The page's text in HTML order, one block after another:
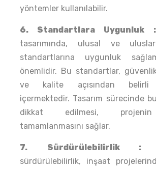
yöntemler kullanılabilir.
6. Standartlara Uygunluk
tasarımında, ulusal ve
standartlarına uygunluk
önemlidir. Bu standartlar,
ve kalite açısından belirli
içermektedir. Tasarım sürecinde
dikkat edilmesi, projenin
tamamlanmasını sağlar.
7. Sürdürülebilirlik :
sürdürülebilirlik, inşaat